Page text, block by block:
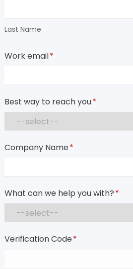
Last Name
Work email*
Best way to reach you*
Company Name*
What can we help you with?*
Verification Code*